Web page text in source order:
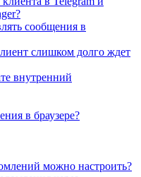
сообщения в
слишком долго ждет
внутренний
в браузере?
можно настроить?